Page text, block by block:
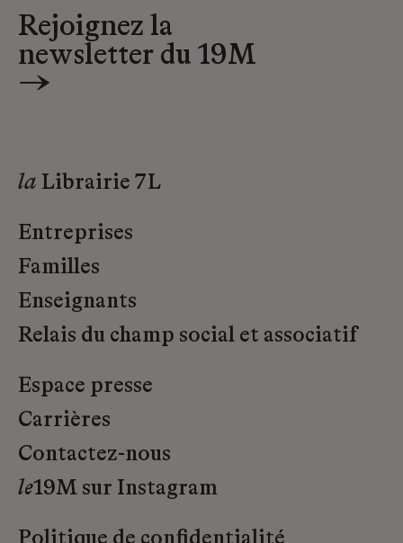
Rejoignez la
newsletter du 19M
→
la Librairie 7L
Entreprises
Familles
Enseignants
Relais du champ social et associatif
Espace presse
Carrières
Contactez-nous
le19M sur Instagram